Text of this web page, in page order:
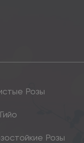
Розы
Розы